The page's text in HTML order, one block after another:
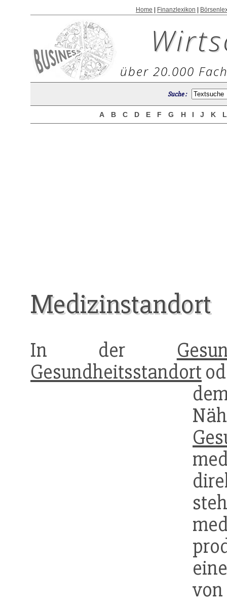
Home Finanzlexikon
über 20.000
Suche :
A B C D E F G H I J K
Medizinstandort
In der
Gesundheitsstandort